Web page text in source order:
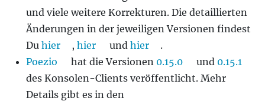
und viele weitere Korrekturen. Die detaillierten
Änderungen in der jeweiligen Versionen findest
Du hier , hier und hier
.
Poezio
hat die Versionen 0.15.0 und 0.15.1
des Konsolen-Clients veröffentlicht. Mehr
Details gibt es in den